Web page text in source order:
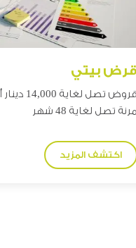
قرض بيتي
قروض تصل لغاية 14,000 دينار
مرنة تصل لغاية 48 شهر
اكتشف المزيد